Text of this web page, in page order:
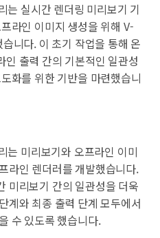
실시간 렌더링 미리보기 기
라인 이미지 생성을 위해 V-
니다. 이 초기 작업을 통해 온
출력 간의 기본적인 일관성
화를 위한 기반을 마련했습니
는 미리보기와 오프라인 이미
라인 렌더러를 개발했습니다.
미리보기 간의 일관성을 더욱
계와 최종 출력 단계 모두에서
수 있도록 했습니다.